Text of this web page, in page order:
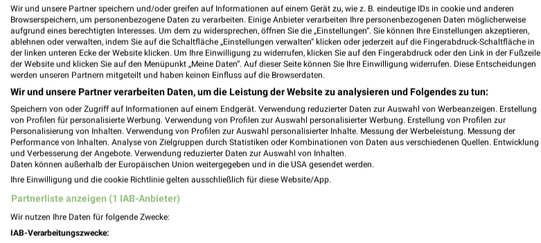
✔Standortgenaue Angebote
✔Folge deinem Lieblingshändler
✔Push-Benachrichtigungen bei neuen Prospekten
✔Einkaufsliste - Einkauf stressfrei planen
Nutze weekli auch mobil – App jetzt laden oder QR-Code scannen.
Wir und unsere Partner speichern und/oder greifen auf Informationen auf einem Gerät zu, wie z. B. eindeutige IDs in cookie und anderen
Browserspeichern, um personenbezogene Daten zu verarbeiten. Einige Anbieter verarbeiten Ihre personenbezogenen Daten möglicherweise
aufgrund eines berechtigten Interesses. Um dem zu widersprechen, öffnen Sie die „Einstellungen“. Sie können Ihre Einstellungen akzeptieren,
ablehnen oder verwalten, indem Sie auf die Schaltfläche „Einstellungen verwalten“ klicken oder jederzeit auf die Fingerabdruck-Schaltfläche in
der linken unteren Ecke der Website klicken. Um Ihre Einwilligung zu widerrufen, klicken Sie auf den Fingerabdruck oder den Link in der Fußzeile
der Website und klicken Sie auf den Menüpunkt „Meine Daten“. Auf dieser Seite können Sie Ihre Einwilligung widerrufen. Diese Entscheidungen
werden unseren Partnern mitgeteilt und haben keinen Einfluss auf die Browserdaten.
Wir und unsere Partner verarbeiten Daten, um die Leistung der Website zu analysieren und Folgendes zu tun:
Speichern von oder Zugriff auf Informationen auf einem Endgerät. Verwendung reduzierter Daten zur Auswahl von Werbeanzeigen. Erstellung
von Profilen für personalisierte Werbung. Verwendung von Profilen zur Auswahl personalisierter Werbung. Erstellung von Profilen zur
Personalisierung von Inhalten. Verwendung von Profilen zur Auswahl personalisierter Inhalte. Messung der Werbeleistung. Messung der
Performance von Inhalten. Analyse von Zielgruppen durch Statistiken oder Kombinationen von Daten aus verschiedenen Quellen. Entwicklung
und Verbesserung der Angebote. Verwendung reduzierter Daten zur Auswahl von Inhalten.
Daten können außerhalb der Europäischen Union weitergegeben und in die USA gesendet werden.
Ihre Einwilligung und die cookie Richtlinie gelten ausschließlich für diese Website/App.
Partnerliste anzeigen (1 IAB-Anbieter)
Wir nutzen Ihre Daten für folgende Zwecke:
IAB-Verarbeitungszwecke: